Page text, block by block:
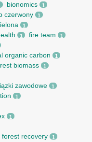
bionomics 1
czerwony 1
1
1 fire team 1
organic carbon 1
biomass 1
zawodowe 1
1
1
forest recovery 1